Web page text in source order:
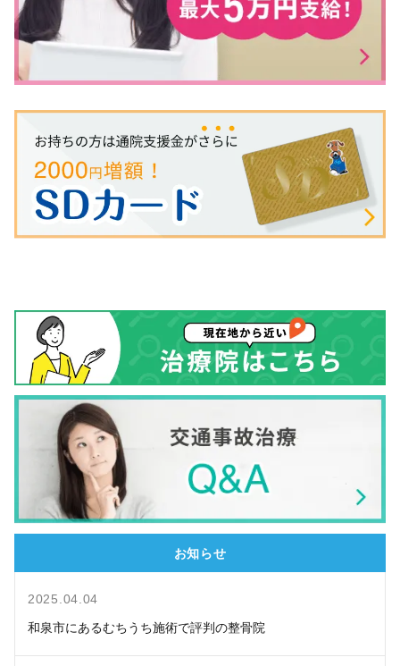
お知らせ
2025.04.04
和泉市にあるむちうち施術で評判の整骨院